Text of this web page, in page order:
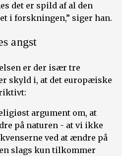
det er spild af al den
i forskningen,” siger han.
angst
er der især tre
skyld i, at det europæiske
argument om, at
på naturen - at vi ikke
ved at ændre på
slags kun tilkommer